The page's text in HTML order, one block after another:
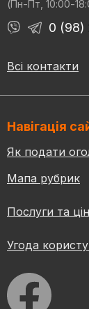
(Пн-Пт, 10:00-
0 (98)
Всі контакти
Навігація
Як подати
Мапа рубрик
Послуги та
Угода